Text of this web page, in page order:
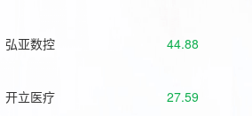
弘亚数控 44.88
开立医疗 27.59